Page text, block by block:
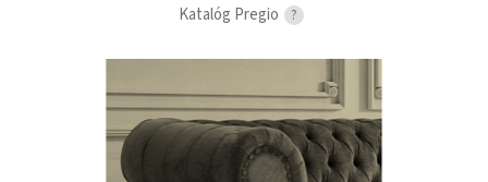
Katalóg Pregio ?